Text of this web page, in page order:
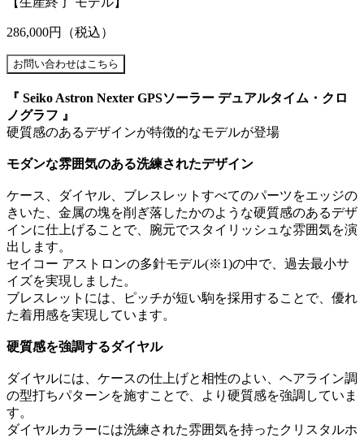
286,000円 （税込）
『 Seiko Astron Nexter GPSソーラー デュアルタイム・クロ
ノグラフ 』
硬質感のあるデザインが特徴的なモデルが登場
モダンな雰囲気のある洗練されたデザイン
ケース、ダイヤル、ブレスレットすべてのパーツをエッジの
きいた、金属の塊を削ぎ落したかのような硬質感のあるデザ
インに仕上げることで、腕元でスタイリッシュな雰囲気を演
出します。
セイコー アストロンの多針モデル(※1)の中で、過去最小サ
イズを実現しました。
ブレスレットには、ピッチが短い駒を採用することで、優れ
た着用感を実現しています。
硬質感を強調するダイヤル
ダイヤルには、ケースの仕上げと相性のよい、ヘアライン調
の型打ちパターンを施すことで、より硬質感を強調していま
す。
ダイヤルカラーには洗練された雰囲気を持ったクリスタルホ